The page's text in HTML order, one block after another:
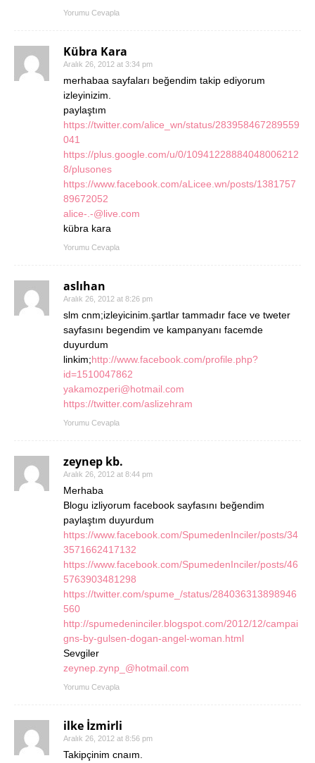
Yorumu Cevapla
Kübra Kara
Aralık 26, 2012 at 3:34 pm
merhabaa sayfaları beğendim takip ediyorum
izleyinizim.
paylaştım
https://twitter.com/alice_wn/status/283958467289559
041
https://plus.google.com/u/0/10941228884048006212
8/plusones
https://www.facebook.com/aLicee.wn/posts/1381757
89672052
alice-.-@live.com
kübra kara
Yorumu Cevapla
aslıhan
Aralık 26, 2012 at 8:26 pm
slm cnm;izleyicinim.şartlar tammadır face ve tweter
sayfasını begendim ve kampanyanı facemde
duyurdum
linkim;http://www.facebook.com/profile.php?
id=1510047862
yakamozperi@hotmail.com
https://twitter.com/aslizehram
Yorumu Cevapla
zeynep kb.
Aralık 26, 2012 at 8:44 pm
Merhaba
Blogu izliyorum facebook sayfasını beğendim
paylaştım duyurdum
https://www.facebook.com/SpumedenInciler/posts/34
3571662417132
https://www.facebook.com/SpumedenInciler/posts/46
5763903481298
https://twitter.com/spume_/status/284036313898946
560
http://spumedeninciler.blogspot.com/2012/12/campai
gns-by-gulsen-dogan-angel-woman.html
Sevgiler
zeynep.zynp_@hotmail.com
Yorumu Cevapla
ilke İzmirli
Aralık 26, 2012 at 8:56 pm
Takipçinim cnaım.